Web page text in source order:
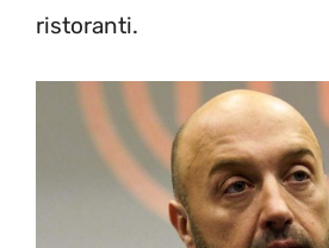
ristoranti.